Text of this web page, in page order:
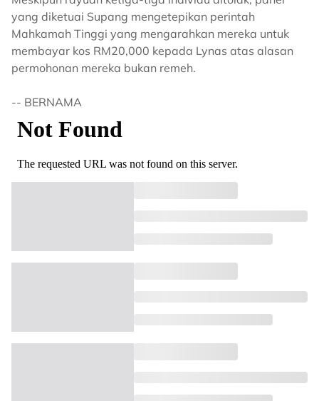
yang diketuai Supang mengetepikan perintah
Mahkamah Tinggi yang mengarahkan mereka untuk
membayar kos RM20,000 kepada Lynas atas alasan
permohonan mereka bukan remeh.
-- BERNAMA